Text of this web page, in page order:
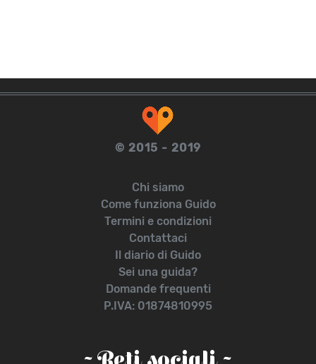
© 2015 - 2019
Chi siamo
Come funziona Guido
Termini e condizioni
Contattaci
Il diario di Guido
Sei una guida?
Domande frequenti
P.IVA: 01874810995